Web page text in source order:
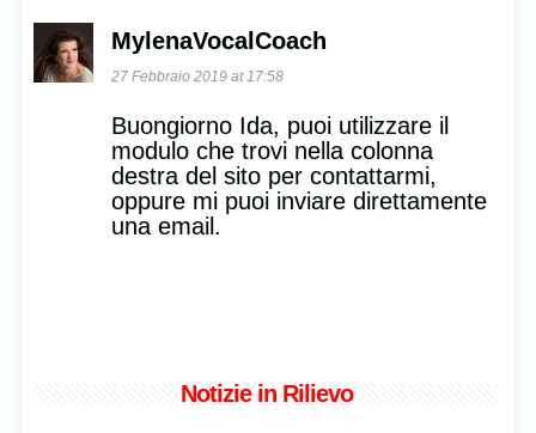
MylenaVocalCoach
27 Febbraio 2019 at 17:58
Buongiorno Ida, puoi utilizzare il
modulo che trovi nella colonna
destra del sito per contattarmi,
oppure mi puoi inviare direttamente
una email.
Notizie in Rilievo